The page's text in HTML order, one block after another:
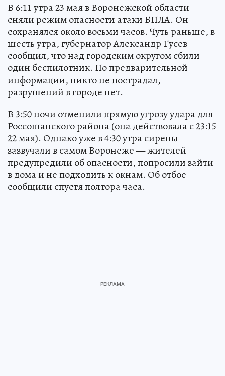
В 6:11 утра 23 мая в Воронежской области
сняли режим опасности атаки БПЛА. Он
сохранялся около восьми часов. Чуть раньше, в
шесть утра, губернатор Александр Гусев
сообщил, что над городским округом сбили
один беспилотник. По предварительной
информации, никто не пострадал,
разрушений в городе нет.
В 3:50 ночи отменили прямую угрозу удара для
Россошанского района (она действовала с 23:15
22 мая). Однако уже в 4:30 утра сирены
зазвучали в самом Воронеже — жителей
предупредили об опасности, попросили зайти
в дома и не подходить к окнам. Об отбое
сообщили спустя полтора часа.